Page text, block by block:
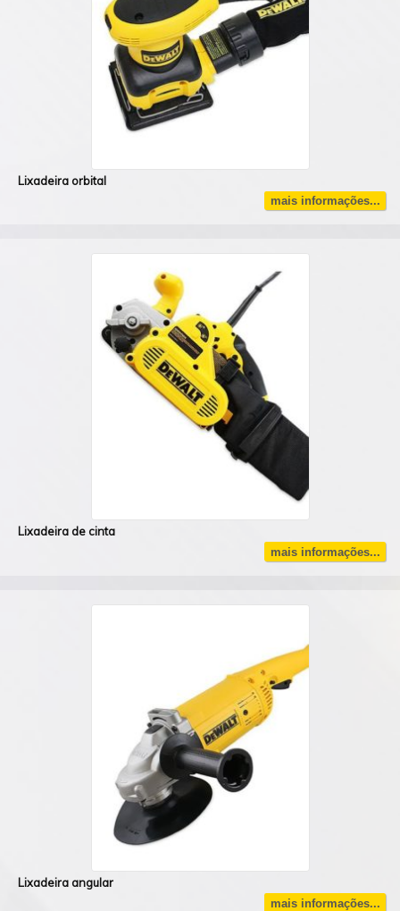
Lixadeira orbital
mais informações...
Lixadeira de cinta
mais informações...
Lixadeira angular
mais informações...